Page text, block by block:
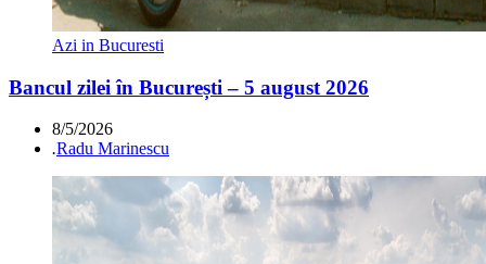
Azi in Bucuresti
Bancul zilei în București – 5 august 2026
8/5/2026
.Radu Marinescu